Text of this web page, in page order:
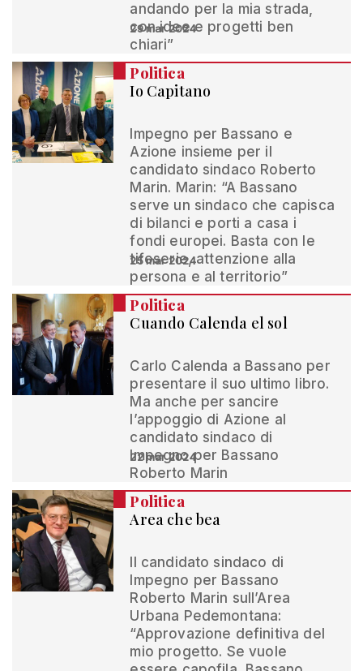
andando per la mia strada,
con idee e progetti ben
chiari”
29 mar 2024
Politica
Io Capitano
Impegno per Bassano e
Azione insieme per il
candidato sindaco Roberto
Marin. Marin: “A Bassano
serve un sindaco che capisca
di bilanci e porti a casa i
fondi europei. Basta con le
tifoserie, attenzione alla
persona e al territorio”
25 mar 2024
Politica
Cuando Calenda el sol
Carlo Calenda a Bassano per
presentare il suo ultimo libro.
Ma anche per sancire
l’appoggio di Azione al
candidato sindaco di
Impegno per Bassano
Roberto Marin
22 mar 2024
Politica
Area che bea
Il candidato sindaco di
Impegno per Bassano
Roberto Marin sull’Area
Urbana Pedemontana:
“Approvazione definitiva del
mio progetto. Se vuole